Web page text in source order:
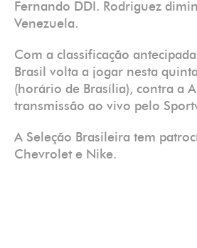
Fernando DDI. Rodriguez
Venezuela.
Com a classificação
Brasil volta a jogar nesta
(horário de Brasília), contra a
transmissão ao vivo pelo
A Seleção Brasileira tem
Chevrolet e Nike.